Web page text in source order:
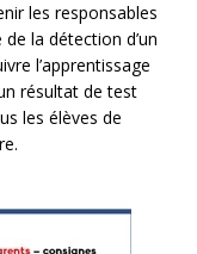
les responsables
la détection d’un
l’apprentissage
résultat de test
les élèves de